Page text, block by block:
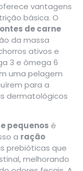
vantagens
básica. O
de carne
da massa
ativos e
3 e ômega 6
uma pelagem
para a
dermatológicos
pequenos é
a ração
prebióticas que
melhorando